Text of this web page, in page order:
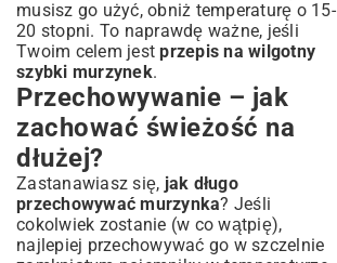
musisz go użyć, obniż temperaturę o 15-
20 stopni. To naprawdę ważne, jeśli
Twoim celem jestprzepis na wilgotny
szybki murzynek.
Przechowywanie – jak
zachować świeżość na
dłużej?
Zastanawiasz się, jak długo
przechowywać murzynka? Jeśli
cokolwiek zostanie (w co wątpię),
najlepiej przechowywać go w szczelnie